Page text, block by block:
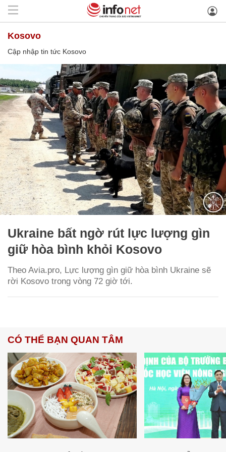
Kosovo
Cập nhập tin tức Kosovo
Ukraine bất ngờ rút lực lượng gìn
giữ hòa bình khỏi Kosovo
Theo Avia.pro, Lực lượng gìn giữ hòa bình Ukraine sẽ
rời Kosovo trong vòng 72 giờ tới.
CÓ THỂ BẠN QUAN TÂM